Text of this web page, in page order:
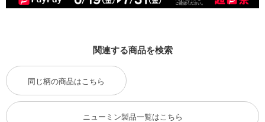
関連する商品を検索
同じ柄の商品はこちら
ニューミン製品一覧はこちら